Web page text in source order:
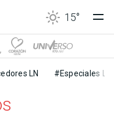
15°
LN #Especiales LN